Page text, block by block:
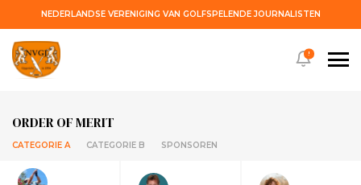
NEDERLANDSE VERENIGING VAN GOLFSPELENDE JOURNALISTEN
ORDER OF MERIT
CATEGORIE A CATEGORIE B SPONSOREN
!